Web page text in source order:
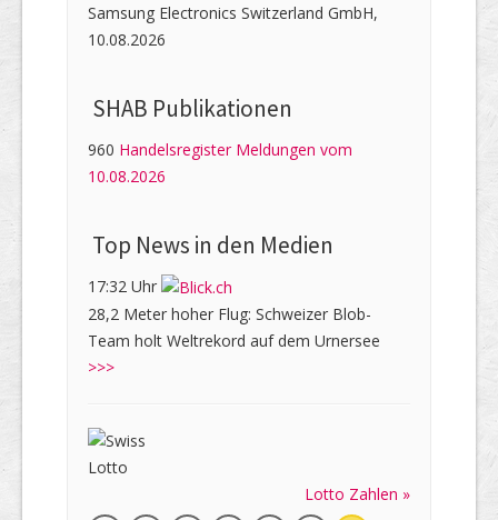
Samsung Electronics Switzerland GmbH,
10.08.2026
SHAB Publi­kati­onen
960 Handelsregister Meldungen vom
10.08.2026
Top News in den Medien
17:32 Uhr
28,2 Meter hoher Flug: Schweizer Blob-
Team holt Weltrekord auf dem Urnersee
>>>
Lotto Zahlen »